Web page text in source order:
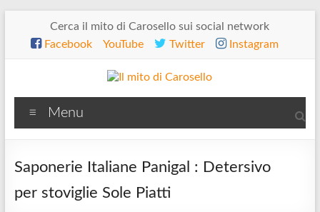
contenuto
Cerca il mito di Carosello sui social network
Facebook
YouTube Twitter Instagram
Il
mito
di
Carosello
Menu
Saponerie Italiane Panigal : Detersivo
per stoviglie Sole Piatti